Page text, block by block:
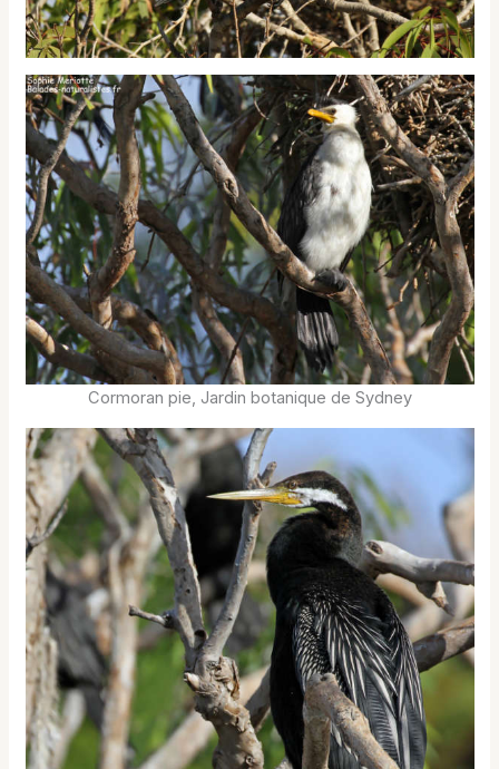
Cormoran pie, Jardin botanique de Sydney